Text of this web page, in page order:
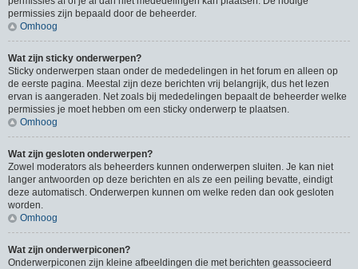
permissies zijn bepaald door de beheerder.
Omhoog
Wat zijn sticky onderwerpen?
Sticky onderwerpen staan onder de mededelingen in het forum en alleen op
de eerste pagina. Meestal zijn deze berichten vrij belangrijk, dus het lezen
ervan is aangeraden. Net zoals bij mededelingen bepaalt de beheerder welke
permissies je moet hebben om een sticky onderwerp te plaatsen.
Omhoog
Wat zijn gesloten onderwerpen?
Zowel moderators als beheerders kunnen onderwerpen sluiten. Je kan niet
langer antwoorden op deze berichten en als ze een peiling bevatte, eindigt
deze automatisch. Onderwerpen kunnen om welke reden dan ook gesloten
worden.
Omhoog
Wat zijn onderwerpiconen?
Onderwerpiconen zijn kleine afbeeldingen die met berichten geassocieerd